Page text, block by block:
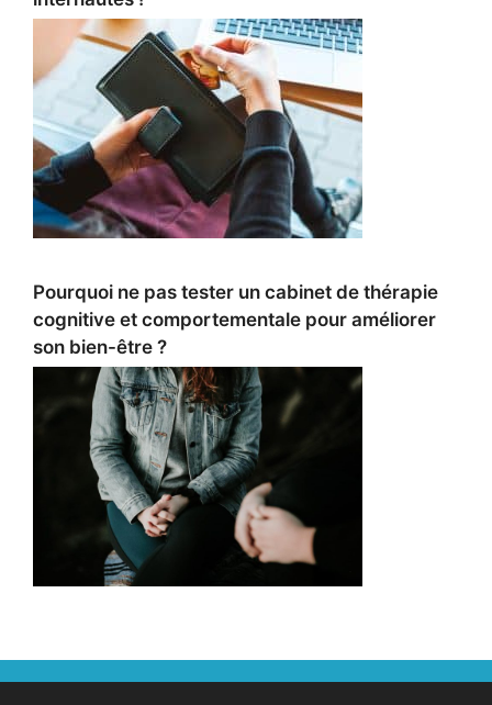
Pourquoi ne pas tester un cabinet de thérapie
cognitive et comportementale pour améliorer
son bien-être ?